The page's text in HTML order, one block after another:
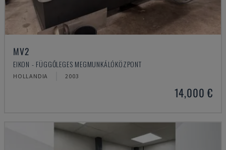
MV2
EIKON - FÜGGŐLEGES MEGMUNKÁLÓKÖZPONT
HOLLANDIA 2003
14,000 €